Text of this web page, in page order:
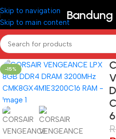
Skip to navigation
Skip to main content
-15%